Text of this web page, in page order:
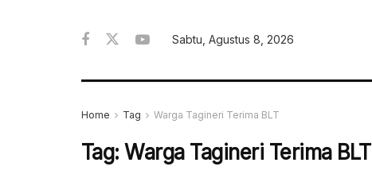
Sabtu, Agustus 8, 2026
Home Tag Warga Tagineri Terima BLT
Tag:Warga Tagineri Terima BLT